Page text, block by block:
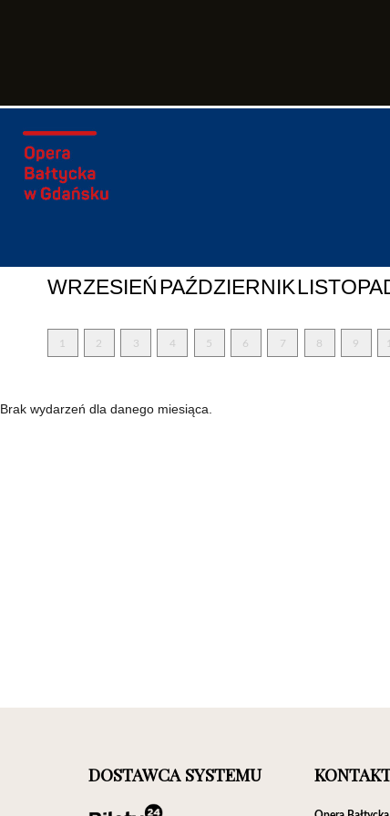
WRZESIEŃPAŹDZIERNIK
1 2 3 4 5 6 7 8 9
Brak wydarzeń dla danego miesiąca.
DOSTAWCA SYSTEMU